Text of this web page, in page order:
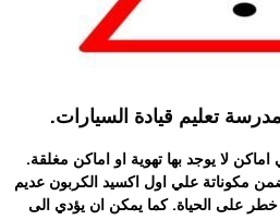
تعليم قيادة السيارات.
لا يوجد بها تهوية او اماكن مغلقة.
مكوناتة علي اول اكسيد الكربون عديم
خطر على الحياة. كما يمكن ان يؤدي الى